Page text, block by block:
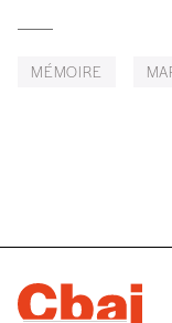
1 an = 5
20€*
MÉMOIRE